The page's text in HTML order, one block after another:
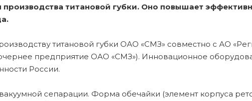
титановой губки. Оно повышает
титановой губки ОАО «СМЗ» совместно с АО
предприятие ОАО «СМЗ»). Инновационное
России.
сепарации. Форма обечайки (элемент корпуса